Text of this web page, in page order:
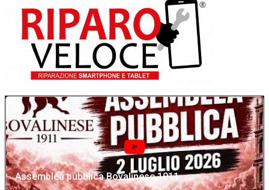
Assemblea pubblica Bovalinese 1911